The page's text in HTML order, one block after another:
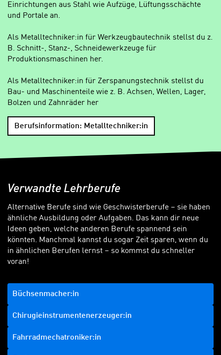
Einrichtungen aus Stahl wie Aufzüge, Lüftungsschächte
und Portale an.
Als Metalltechniker:in für Werkzeugbautechnik stellst du z.
B. Schnitt-, Stanz-, Schneidewerkzeuge für
Produktionsmaschinen her.
Als Metalltechniker:in für Zerspanungstechnik stellst du
Bau- und Maschinenteile wie z. B. Achsen, Wellen, Lager,
Bolzen und Zahnräder her
Berufsinformation: Metalltechniker:in
Verwandte Lehrberufe
Alternative Berufe sind wie Geschwisterberufe – sie haben
ähnliche Ausbildung oder Aufgaben. Das kann dir neue
Ideen geben, welche anderen Berufe spannend sein
könnten. Manchmal kannst du sogar Zeit sparen, wenn du
in ähnlichen Berufen lernst – so kommst du schneller
voran!
Büchsenmacher:in
Chirugieinstrumentenerzeuger:in
Fahrradmechatroniker:in